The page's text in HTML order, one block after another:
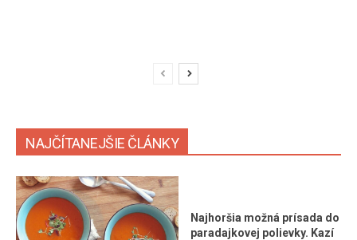
NAJČÍTANEJŠIE ČLÁNKY
Najhoršia možná prísada do
paradajkovej polievky. Kazí